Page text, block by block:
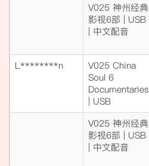
V025 神州经典
影视6部 | USB
| 中文配音
L********n
V025 China
Soul 6
Documentaries
| USB
V025 神州经典
影视6部 | USB
| 中文配音